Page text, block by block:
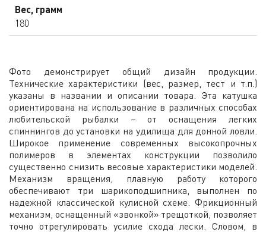
Вес, грамм
180
Фото демонстрирует общий дизайн продукции.
Технические характеристики (вес, размер, тест и т.п.)
указаны в названии и описании товара. Эта катушка
ориентирована на использование в различных способах
любительской рыбалки – от оснащения легких
спиннингов до установки на удилища для донной ловли.
Широкое применение современных высокопрочных
полимеров в элементах конструкции позволило
существенно снизить весовые характеристики моделей.
Механизм вращения, плавную работу которого
обеспечивают три шарикоподшипника, выполнен по
надежной классической кулисной схеме. Фрикционный
механизм, оснащенный «звонкой» трещоткой, позволяет
точно отрегулировать усилие схода лески. Словом, в